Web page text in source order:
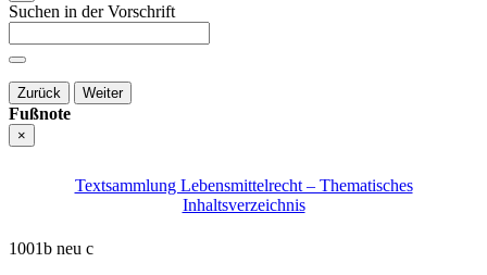
Suchen in der Vorschrift
Zurück Weiter
Fußnote
×
Textsammlung Lebensmittelrecht – Thematisches
Inhaltsverzeichnis
1001b neu c